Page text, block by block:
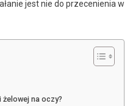
jest nie do przecenienia w
na oczy?